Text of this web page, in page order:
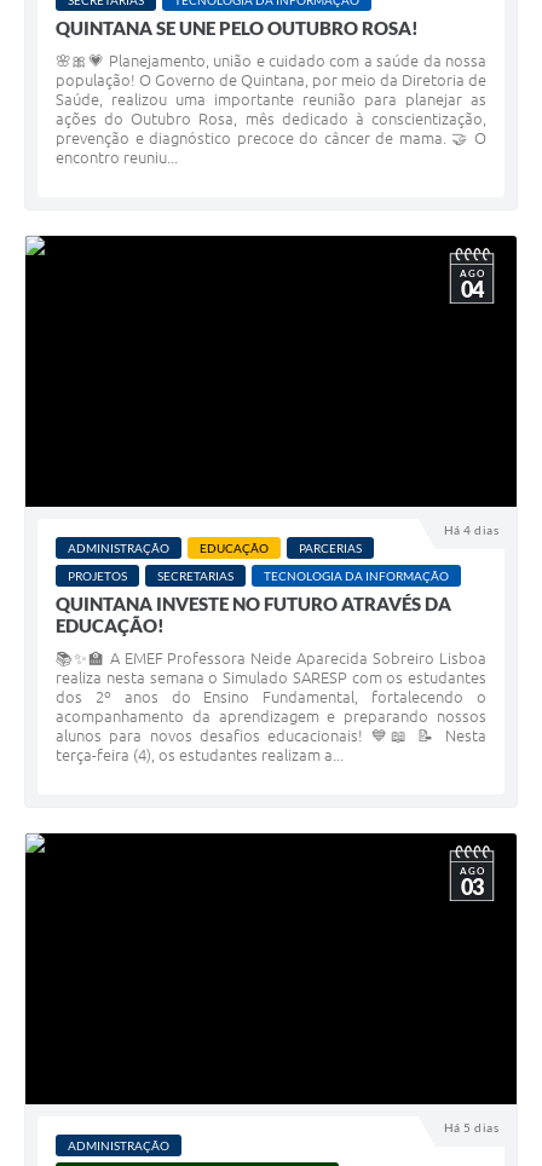
QUINTANA SE UNE PELO OUTUBRO ROSA!
🌸🎀💗 Planejamento, união e cuidado com a saúde da nossa
população! O Governo de Quintana, por meio da Diretoria de
Saúde, realizou uma importante reunião para planejar as
ações do Outubro Rosa, mês dedicado à conscientização,
prevenção e diagnóstico precoce do câncer de mama. 🤝 O
encontro reuniu...
Há 4 dias
AGO
04
ADMINISTRAÇÃO EDUCAÇÃO
PARCERIAS
PROJETOS
SECRETARIAS TECNOLOGIA DA INFORMAÇÃO
QUINTANA INVESTE NO FUTURO ATRAVÉS DA
EDUCAÇÃO!
📚✨🏫 A EMEF Professora Neide Aparecida Sobreiro Lisboa
realiza nesta semana o Simulado SARESP com os estudantes
dos 2º anos do Ensino Fundamental, fortalecendo o
acompanhamento da aprendizagem e preparando nossos
alunos para novos desafios educacionais! 💙📖 📝 Nesta
terça-feira (4), os estudantes realizam a...
Há 5 dias
AGO
03
ADMINISTRAÇÃO